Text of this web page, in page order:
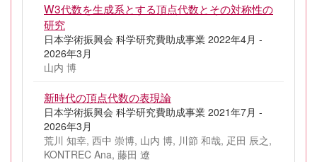
W3代数を生成系とする頂点代数とその対称性の
研究
日本学術振興会 科学研究費助成事業 2022年4月 -
2026年3月
山内 博
新時代の頂点代数の表現論
日本学術振興会 科学研究費助成事業 2021年7月 -
2026年3月
荒川 知幸, 西中 崇博, 山内 博, 川節 和哉, 疋田 辰之,
KONTREC Ana, 藤田 遼